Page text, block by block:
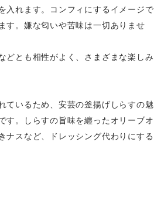
入れます。コンフィにするイメージで
す。嫌な匂いや苦味は一切ありませ
どとも相性がよく、さまざまな楽しみ
ているため、安芸の釜揚げしらすの魅
す。しらすの旨味を纏ったオリーブオ
ナスなど、ドレッシング代わりにする